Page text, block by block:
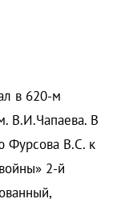
в 620-м
В.И.Чапаева. В
Фурсова В.С. к
2-й